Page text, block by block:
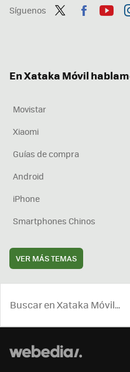
Síguenos
En Xataka Móvil
Movistar
Xiaomi
Guías de compra
Android
iPhone
Smartphones Chinos
VER MÁS TEMAS